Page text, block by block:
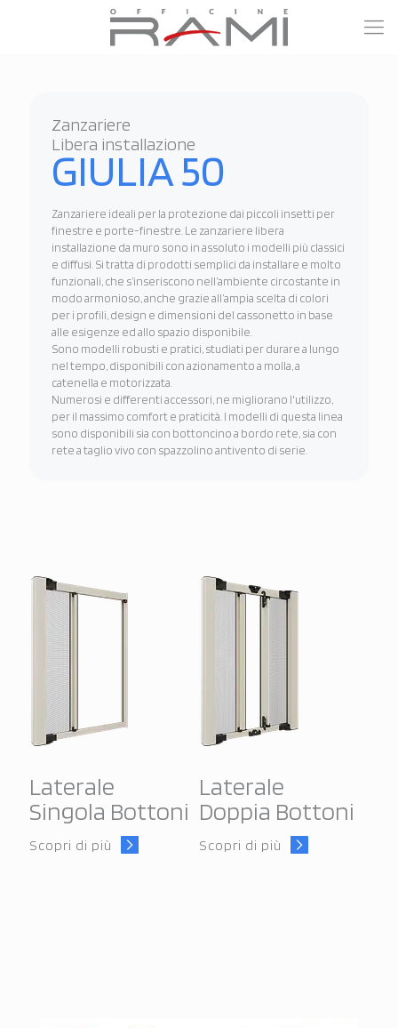
Zanzariere
Libera installazione
GIULIA 50
Zanzariere ideali per la protezione dai piccoli insetti per
finestre e porte-finestre. Le zanzariere libera
installazione da muro sono in assoluto i modelli più classici
e diffusi. Si tratta di prodotti semplici da installare e molto
funzionali, che s’inseriscono nell’ambiente circostante in
modo armonioso, anche grazie all’ampia scelta di colori
per i profili, design e dimensioni del cassonetto in base
alle esigenze ed allo spazio disponibile.
Sono modelli robusti e pratici, studiati per durare a lungo
nel tempo, disponibili con azionamento a molla, a
catenella e motorizzata.
Numerosi e differenti accessori, ne migliorano l'utilizzo,
per il massimo comfort e praticità. I modelli di questa linea
sono disponibili sia con bottoncino a bordo rete, sia con
rete a taglio vivo con spazzolino antivento di serie.
Laterale
Singola Bottoni
Scopri di più
Laterale
Doppia Bottoni
Scopri di più